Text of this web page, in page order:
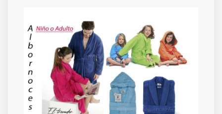
Colcha Maxi